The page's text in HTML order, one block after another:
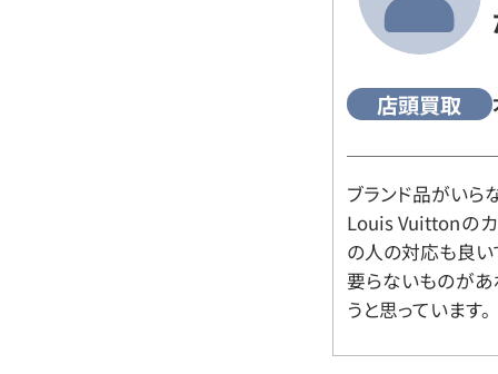
店頭買取
ブランド品がいら
Louis Vuittonの
の人の対応も良い
要らないものがあ
うと思っています。